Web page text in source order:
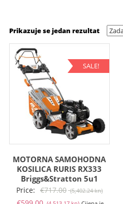
Prikazuje se jedan rezultat
SALE!
MOTORNA SAMOHODNA
KOSILICA RURIS RX333
Briggs&Stratton 5u1
Price: €717.00 (5,402.24 kn)Izvorna
cijena
Trenutna